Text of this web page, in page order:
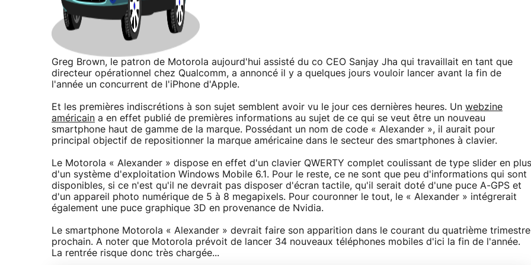
Greg Brown, le patron de Motorola aujourd'hui assisté du co CEO Sanjay Jha qui travaillait en tant que
directeur opérationnel chez Qualcomm, a annoncé il y a quelques jours vouloir lancer avant la fin de
l'année un concurrent de l'iPhone d'Apple.
Et les premières indiscrétions à son sujet semblent avoir vu le jour ces dernières heures. Un webzine
américain a en effet publié de premières informations au sujet de ce qui se veut être un nouveau
smartphone haut de gamme de la marque. Possédant un nom de code « Alexander », il aurait pour
principal objectif de repositionner la marque américaine dans le secteur des smartphones à clavier.
Le Motorola « Alexander » dispose en effet d'un clavier QWERTY complet coulissant de type slider en plus
d'un système d'exploitation Windows Mobile 6.1. Pour le reste, ce ne sont que peu d'informations qui sont
disponibles, si ce n'est qu'il ne devrait pas disposer d'écran tactile, qu'il serait doté d'une puce A-GPS et
d'un appareil photo numérique de 5 à 8 megapixels. Pour couronner le tout, le « Alexander » intégrerait
également une puce graphique 3D en provenance de Nvidia.
Le smartphone Motorola « Alexander » devrait faire son apparition dans le courant du quatrième trimestre
prochain. A noter que Motorola prévoit de lancer 34 nouveaux téléphones mobiles d'ici la fin de l'année.
La rentrée risque donc très chargée...